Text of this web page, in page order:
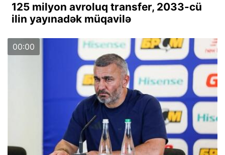
125 milyon avroluq transfer, 2033-cü
ilin yayınadək müqavilə
00:00